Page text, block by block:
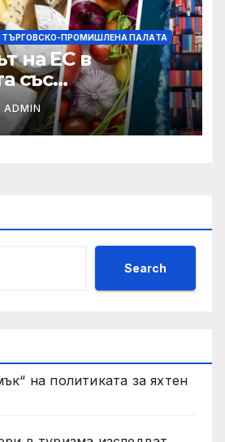
ТЪРГОВСКО-ПРОМИШЛЕНА ПАЛAТА
на ЕС в
със
храни се
през февруари
ADMIN
Search
на политиката за яхтен